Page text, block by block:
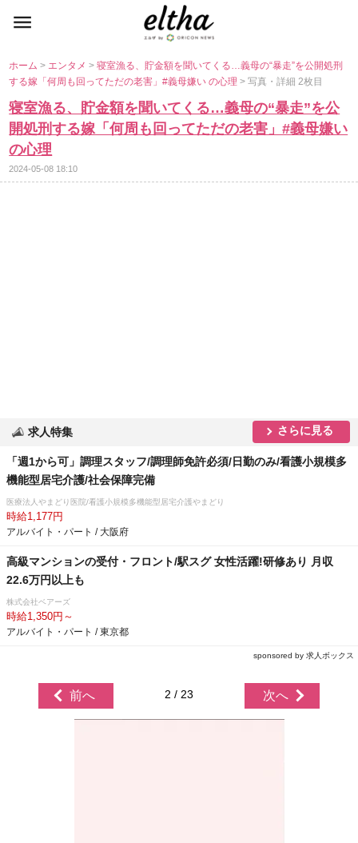
ホーム> エンタメ>寝室漁る、貯金額を聞いてくる…義母の“暴走”を公開処刑
する嫁「何周も回ってただの老害」#義母嫌い の心理> 写真・詳細 2枚目
寝室漁る、貯金額を聞いてくる…義母の“暴走”を公
開処刑する嫁「何周も回ってただの老害」#義母嫌い
の心理
2024-05-08 18:10
求人特集 さらに見る
「週1から可」調理スタッフ/調理師免許必須/日勤のみ/看護小規模多
機能型居宅介護/社会保障完備
医療法人やまどり医院/看護小規模多機能型居宅介護やまどり
時給1,177円
アルバイト・パート / 大阪府
高級マンションの受付・フロント/駅スグ 女性活躍!研修あり 月収
22.6万円以上も
株式会社ベアーズ
時給1,350円～
アルバイト・パート / 東京都
sponsored by 求人ボックス
前へ 2 / 23 次へ